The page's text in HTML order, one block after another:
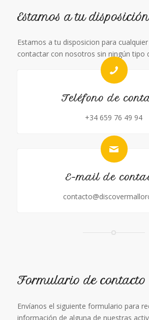
Estamos a tu disposición
Estamos a tu disposicion para
contactar con nosotros sin ningún tipo
Teléfono de
+34 659 76 49 94
E-mail de
Formulario de contacto
Envíanos el siguiente formulario para
información de alguna de nuestras